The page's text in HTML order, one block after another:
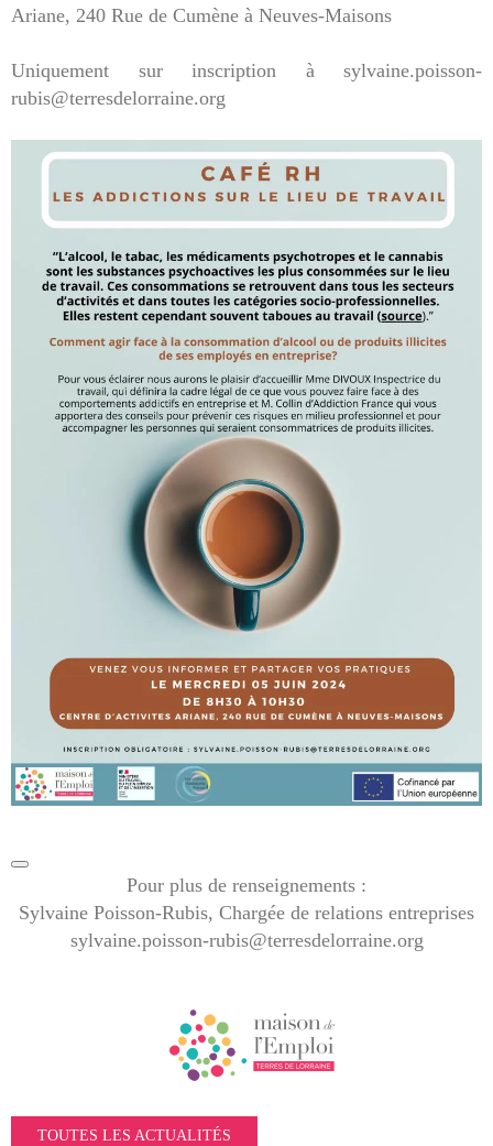
Ariane, 240 Rue de Cumène à Neuves-Maisons
Uniquement sur inscription à sylvaine.poisson-
rubis@terresdelorraine.org
Pour plus de renseignements :
Sylvaine Poisson-Rubis, Chargée de relations entreprises
sylvaine.poisson-rubis@terresdelorraine.org
TOUTES LES ACTUALITÉS